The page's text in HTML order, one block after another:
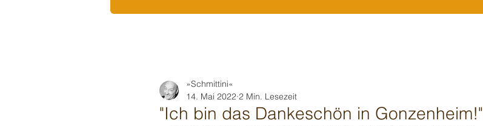
"Ich bin das Dankeschön in Gonzenheim!"
»Schmittini«
14. Mai 2022 2 Min. Lesezeit